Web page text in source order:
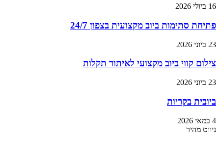
16 ביולי 2026
פתיחת סתימות ביוב מקצועית בצפון 24/7
23 ביוני 2026
צילום קווי ביוב מקצועי לאיתור תקלות
23 ביוני 2026
ביובית בקריות
4 במאי 2026
ניווט מהיר